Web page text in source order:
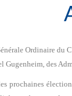
Ordinaire du
Gugenheim, des
prochaines